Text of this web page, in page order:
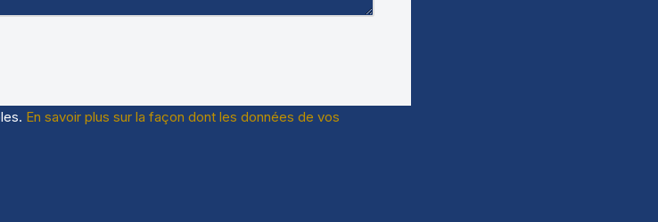
En savoir plus sur la façon dont les données de vos